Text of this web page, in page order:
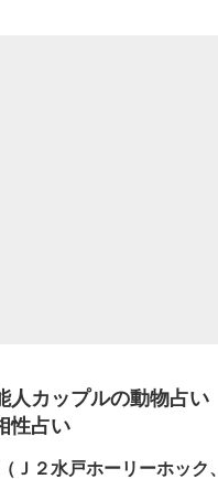
人カップルの動物占い
性占い
Ｊ２水戸ホーリーホック